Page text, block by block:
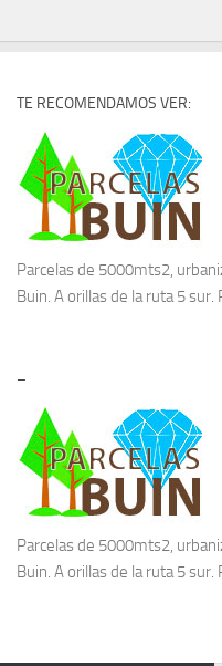
TE RECOMENDAMOS VER:
Parcelas de 5000mts2,
Buin. A orillas de la ruta 5 sur.
–
Parcelas de 5000mts2,
Buin. A orillas de la ruta 5 sur.